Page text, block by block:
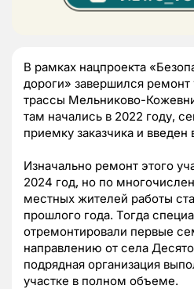
В рамках нацпроекта
дороги» завершился ремонт
трассы Мельниково-
там начались в 2022 году,
приемку заказчика и введен
Изначально ремонт этого
2024 год, но по
местных жителей работы
прошлого года. Тогда
отремонтировали первые
направлению от села
подрядная организация
участке в полном объеме.